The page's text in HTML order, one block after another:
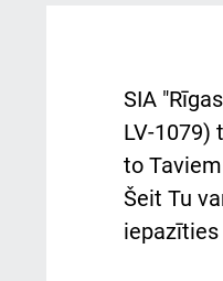
Pacienta
Kā pie
SIA
LV-
to
Šeit Tu
iepazīties